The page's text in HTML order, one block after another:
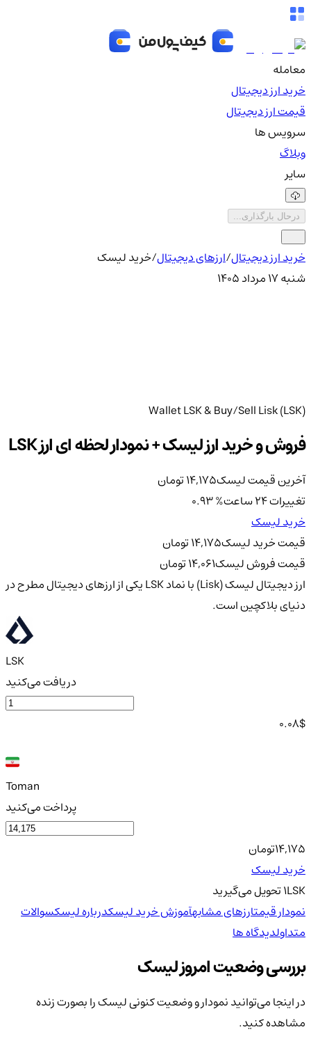
معامله
خرید ارز دیجیتال
قیمت ارز دیجیتال
سرویس ها
وبلاگ
سایر
درحال بارگذاری...
خرید ارز دیجیتال/ارزهای دیجیتال/خرید لیسک
شنبه ۱۷ مرداد ۱۴۰۵
Wallet LSK & Buy/Sell Lisk (LSK)
فروش و خرید ارز لیسک + نمودار لحظه ای ارز LSK
آخرین قیمت لیسک14,175تومان
تغییرات 24 ساعت
0.93%
خرید لیسک
قیمت خرید لیسک14,175تومان
قیمت فروش لیسک14,061تومان
ارز دیجیتال لیسک (Lisk) با نماد LSK یکی از ارزهای دیجیتال مطرح در
دنیای بلاکچین است.
LSK
دریافت می‌کنید
0.08$
Toman
پرداخت می‌کنید
14,175تومان
خرید لیسک
1LSK تحویلمی‌گیرید
نمودار قیمتارزهای مشابهآموزش خرید لیسکدرباره لیسکسوالات
متداولدیدگاه ها
بررسی وضعیت امروز لیسک
در اینجا می‌توانید نمودار و وضعیت کنونی لیسک را بصورت زنده
مشاهده کنید.